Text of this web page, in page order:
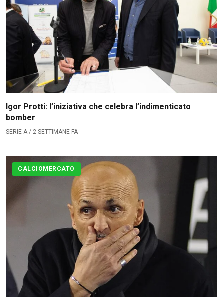
Igor Protti: l’iniziativa che celebra l’indimenticato
bomber
SERIE A / 2 SETTIMANE FA
CALCIOMERCATO